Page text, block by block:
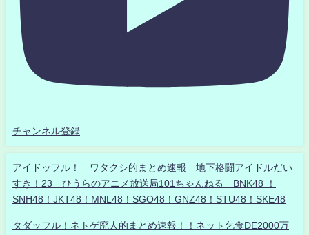
チャンネル登録
アイドッフル！ ワタクシ的まとめ速報 地下格闘アイドルだい
すき！23 ひうらのアニメ放送局101ちゃんねる BNK48 ！
SNH48！JKT48！MNL48！SGO48！GNZ48！STU48！SKE48
タダッフル！ネトゲ廃人的まとめ速報！！ネット乞食DE2000万